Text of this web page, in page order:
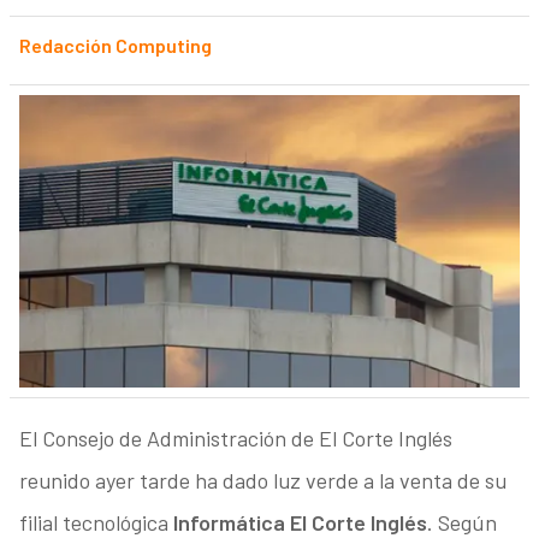
Redacción Computing
El Consejo de Administración de El Corte Inglés
reunido ayer tarde ha dado luz verde a la venta de su
filial tecnológica Informática El Corte Inglés. Según